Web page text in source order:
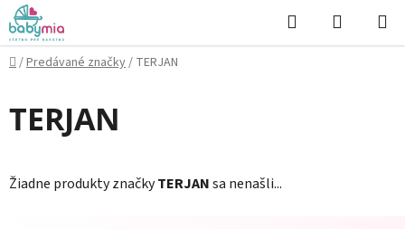
Prejsť
na
obsah
Hľadať
KOŠÍK
Domov
/Predávané značky/ TERJAN
TERJAN
Žiadne produkty značkyTERJANsa nenašli...